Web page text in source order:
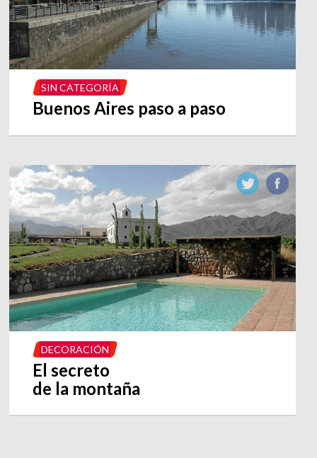
SIN CATEGORÍA
Buenos Aires paso a paso
DECORACIÓN
El secreto
de la montaña